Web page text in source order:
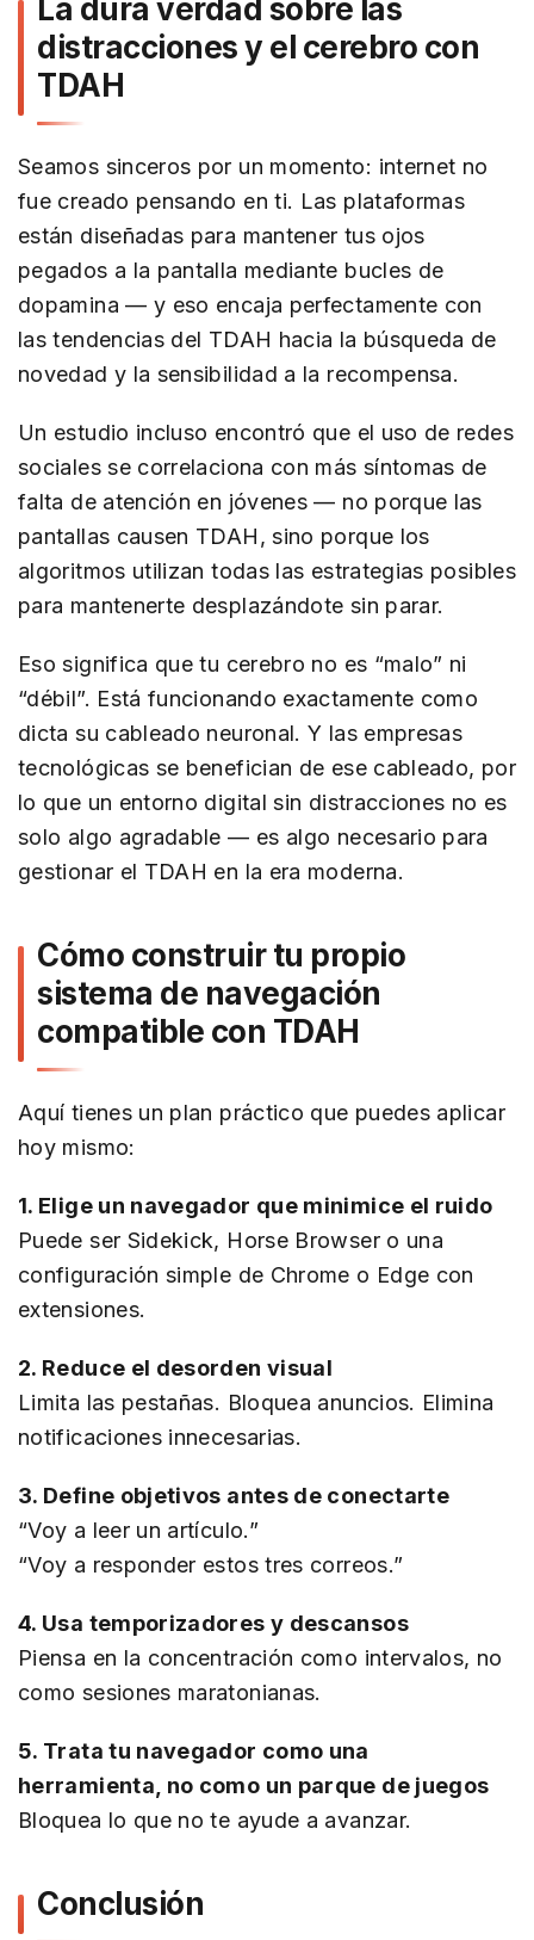
La dura verdad sobre las
distracciones y el cerebro con
TDAH
Seamos sinceros por un momento: internet no
fue creado pensando en ti. Las plataformas
están diseñadas para mantener tus ojos
pegados a la pantalla mediante bucles de
dopamina — y eso encaja perfectamente con
las tendencias del TDAH hacia la búsqueda de
novedad y la sensibilidad a la recompensa.
Un estudio incluso encontró que el uso de redes
sociales se correlaciona con más síntomas de
falta de atención en jóvenes — no porque las
pantallas causen TDAH, sino porque los
algoritmos utilizan todas las estrategias posibles
para mantenerte desplazándote sin parar.
Eso significa que tu cerebro no es “malo” ni
“débil”. Está funcionando exactamente como
dicta su cableado neuronal. Y las empresas
tecnológicas se benefician de ese cableado, por
lo que un entorno digital sin distracciones no es
solo algo agradable — es algo necesario para
gestionar el TDAH en la era moderna.
Cómo construir tu propio
sistema de navegación
compatible con TDAH
Aquí tienes un plan práctico que puedes aplicar
hoy mismo:
1. Elige un navegador que minimice el ruido
Puede ser Sidekick, Horse Browser o una
configuración simple de Chrome o Edge con
extensiones.
2. Reduce el desorden visual
Limita las pestañas. Bloquea anuncios. Elimina
notificaciones innecesarias.
3. Define objetivos antes de conectarte
“Voy a leer un artículo.”
“Voy a responder estos tres correos.”
4. Usa temporizadores y descansos
Piensa en la concentración como intervalos, no
como sesiones maratonianas.
5. Trata tu navegador como una
herramienta, no como un parque de juegos
Bloquea lo que no te ayude a avanzar.
Conclusión